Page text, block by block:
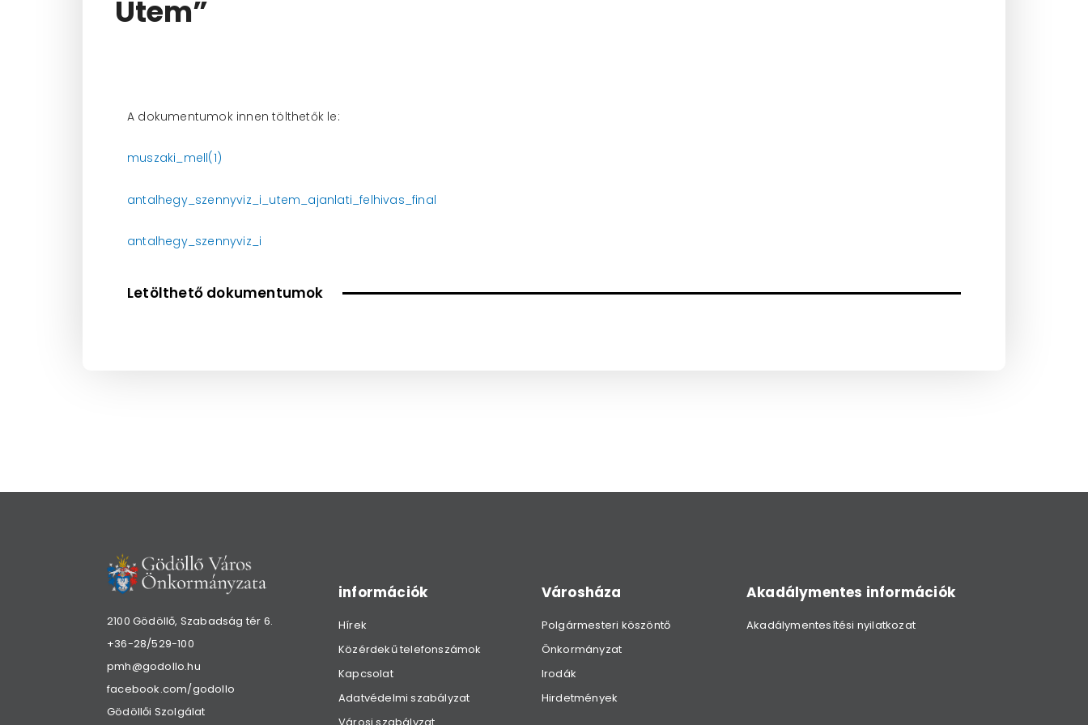
Ütem”
A dokumentumok innen tölthetők le:
muszaki_mell(1)
antalhegy_szennyviz_i_utem_ajanlati_felhivas_final
antalhegy_szennyviz_i
Letölthető dokumentumok
2100 Gödöllő, Szabadság tér 6.
+36-28/529-100
pmh@godollo.hu
facebook.com/godollo
Gödöllői Szolgálat
információk
Hírek
Közérdekű telefonszámok
Kapcsolat
Adatvédelmi szabályzat
Városi szabályzat
Városháza
Polgármesteri köszöntő
Önkormányzat
Irodák
Hirdetmények
Akadálymentes információk
Akadálymentesítési nyilatkozat